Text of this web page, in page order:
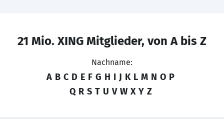
21 Mio. XING Mitglieder, von A bis Z
Nachname:
A B C D E F G H I J K L M N O P
Q R S T U V W X Y Z